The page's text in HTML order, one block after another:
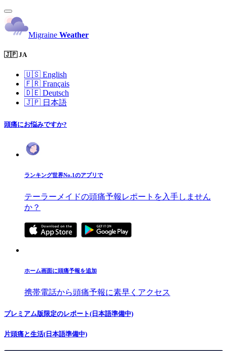
Migraine Weather
🇯🇵 JA
🇺🇸 English
🇫🇷 Français
🇩🇪 Deutsch
🇯🇵 日本語
頭痛にお悩みですか?
ランキング世界No.1のアプリで
テーラーメイドの頭痛予報レポートを入手しません
か？
ホーム画面に頭痛予報を追加
携帯電話から頭痛予報に素早くアクセス
プレミアム版限定のレポート(日本語準備中)
片頭痛と生活(日本語準備中)